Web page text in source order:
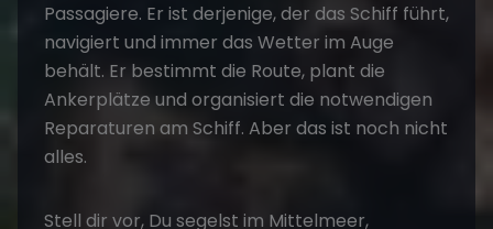
Passagiere. Er ist derjenige, der das Schiff führt,
navigiert und immer das Wetter im Auge
behält. Er bestimmt die Route, plant die
Ankerplätze und organisiert die notwendigen
Reparaturen am Schiff. Aber das ist noch nicht
alles.
Stell dir vor, Du segelst im Mittelmeer,